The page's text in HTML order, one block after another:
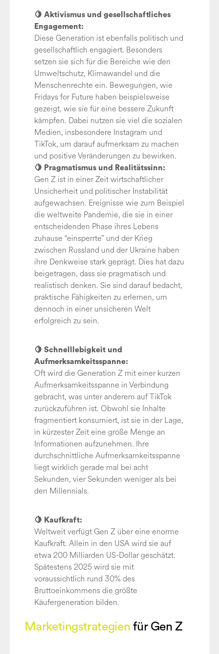
🍋 Aktivismus und gesellschaftliches
Engagement:
Diese Generation ist ebenfalls politisch und
gesellschaftlich engagiert. Besonders
setzen sie sich für die Bereiche wie den
Umweltschutz, Klimawandel und die
Menschenrechte ein. Bewegungen, wie
Fridays for Future haben beispielsweise
gezeigt, wie sie für eine bessere Zukunft
kämpfen. Dabei nutzen sie viel die sozialen
Medien, insbesondere Instagram und
TikTok, um darauf aufmerksam zu machen
und positive Veränderungen zu bewirken.
🍋 Pragmatismus und Realitätssinn:
Gen Z ist in einer Zeit wirtschaftlicher
Unsicherheit und politischer Instabilität
aufgewachsen. Ereignisse wie zum Beispiel
die weltweite Pandemie, die sie in einer
entscheidenden Phase ihres Lebens
zuhause “einsperrte” und der Krieg
zwischen Russland und der Ukraine haben
ihre Denkweise stark geprägt. Dies hat dazu
beigetragen, dass sie pragmatisch und
realistisch denken. Sie sind darauf bedacht,
praktische Fähigkeiten zu erlernen, um
dennoch in einer unsicheren Welt
erfolgreich zu sein.
🍋 Schnelllebigkeit und
Aufmerksamkeitsspanne:
Oft wird die Generation Z mit einer kurzen
Aufmerksamkeitsspanne in Verbindung
gebracht, was unter anderem auf TikTok
zurückzuführen ist. Obwohl sie Inhalte
fragmentiert konsumiert, ist sie in der Lage,
in kürzester Zeit eine große Menge an
Informationen aufzunehmen. Ihre
durchschnittliche Aufmerksamkeitsspanne
liegt wirklich gerade mal bei acht
Sekunden, vier Sekunden weniger als bei
den Millennials.
🍋 Kaufkraft:
Weltweit verfügt Gen Z über eine enorme
Kaufkraft. Allein in den USA wird sie auf
etwa 200 Milliarden US-Dollar geschätzt.
Spätestens 2025 wird sie mit
voraussichtlich rund 30% des
Bruttoeinkommens die größte
Käufergeneration bilden.
Marketingstrategien für Gen Z